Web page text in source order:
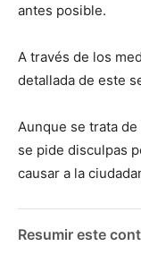
antes posible.
A través de los
detallada de este
Aunque se trata
se pide disculpas
causar a la
Resumir este